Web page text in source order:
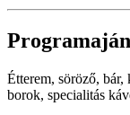
Étterem, söröző,
borok, specialitás